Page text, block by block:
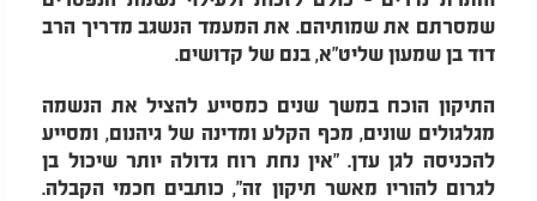
שמסרתם את שמותיהם. את המעמד הנשגב מדריך הרב
דוד בן שמעון שליט"א, בנם של קדושים.
התיקון הוכח במשך שנים כמסייע להציל את הנשמה
מגלגולים שונים, מכף הקלע ומדינה של גיהנום, ומסייע
להכניסה לגן עדן. "אין נחת רוח גדולה יותר שיכול בן
לגרום להוריו מאשר תיקון זה", כותבים חכמי הקבלה.